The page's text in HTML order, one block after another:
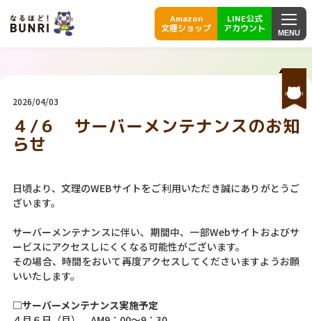
Amazon
文理ショップ
LINE公式
アカウント
MENU
2026/04/03
４/６ サーバーメンテナンスのお知
らせ
日頃より、文理のWEBサイトをご利用いただき誠にありがとうご
ざいます。
サーバーメンテナンスに伴い、期間中、一部Webサイトおよびサ
ービスにアクセスしにくくなる可能性がございます。
その場合、時間をおいて再度アクセスしてくださいますようお願
いいたします。
□サーバーメンテナンス実施予定